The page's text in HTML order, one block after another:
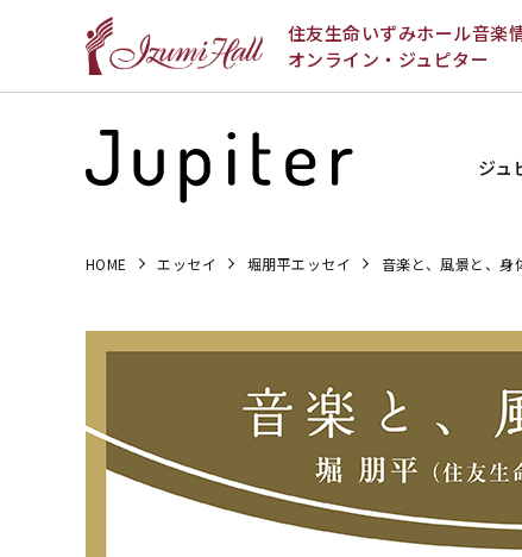
住友生命いずみホール音楽
オンライン・ジュピター
ジュ
HOME エッセイ 堀朋平エッセイ 音楽と、風景と、身